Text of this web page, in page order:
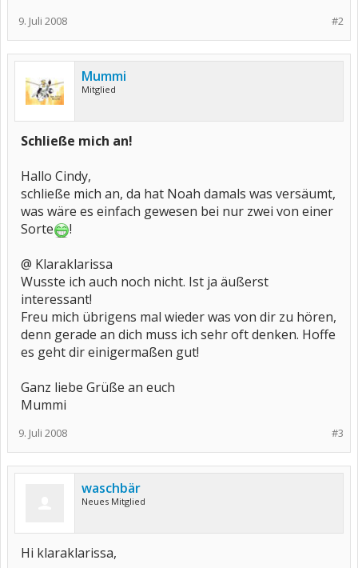
#2
9. Juli 2008
Mummi
Mitglied
Schließe mich an!
Hallo Cindy,
schließe mich an, da hat Noah damals was versäumt,
was wäre es einfach gewesen bei nur zwei von einer
Sorte
!
@ Klaraklarissa
Wusste ich auch noch nicht. Ist ja äußerst
interessant!
Freu mich übrigens mal wieder was von dir zu hören,
denn gerade an dich muss ich sehr oft denken. Hoffe
es geht dir einigermaßen gut!
Ganz liebe Grüße an euch
Mummi
#3
9. Juli 2008
waschbär
Neues Mitglied
Hi klaraklarissa,